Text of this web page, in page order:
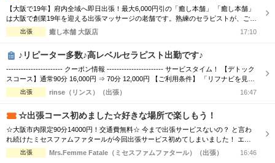
【大阪で19年】府内全域へ即日出張！最大6,000円引の「癒し本舗」 「癒し本舗」
は大阪で創業19年を迎える出張マッサージの老舗です。熟練のセラピストが、ご自
宅や宿泊先をあなただけの極上サロンへと変貌させます。 ■大阪府全域へスピード
派遣！ 「今すぐ癒されたい」という声に応え、府内全域どこでもお伺いします。
・快...
出張 癒し本舗 大阪店 17:10
♪リピーター多数♪高レベルセラピスト出勤です♪
----------------------- クーポン情報 ----------------------- サービスタイム！ 【デトック
スコース】通常90分 16,000円 ⇒ 70分 12,000円 【ご利用条件】 「リフナビを見
た」と言ってご予約いただいたお客様 ※指名料別途、エリア限定 お客様からのご
出張 rinse（リンス）（出張） 16:47
☆出張コース初めました☆好きな場所で楽しもう！
☆大阪市内限定90分14000円！交通費無料☆ 今まで出張サービスないの？ と言わ
れ続けたミセスファムファタールが今回出張サービス初めてしまいました！ エリ
アによっては交通費の差が出ますので詳細はTELにてお伝えさせて頂きます。 90
分コース14000円 120分コース18000円 でのご案内☆ 是非この機会に一度お電話お
出張 Mrs.Femme Fatale（ミセスファムファタール）（出張） 16:46